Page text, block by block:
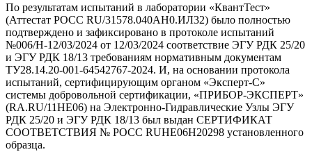
По результатам испытаний в лаборатории «КвантТест»
(Аттестат РОСС RU/31578.040АН0.ИЛ32) было полностью
подтверждено и зафиксировано в протоколе испытаний
№006/Н-12/03/2024 от 12/03/2024 соответствие ЭГУ РДК 25/20
и ЭГУ РДК 18/13 требованиям нормативным документам
ТУ28.14.20-001-64542767-2024. И, на основании протокола
испытаний, сертифицирующим органом «Эксперт-С»
системы добровольной сертификации, «ПРИБОР-ЭКСПЕРТ»
(RA.RU/11HE06) на Электронно-Гидравлические Узлы ЭГУ
РДК 25/20 и ЭГУ РДК 18/13 был выдан СЕРТИФИКАТ
СООТВЕТСТВИЯ № РОСС RUHE06H20298 установленного
образца.